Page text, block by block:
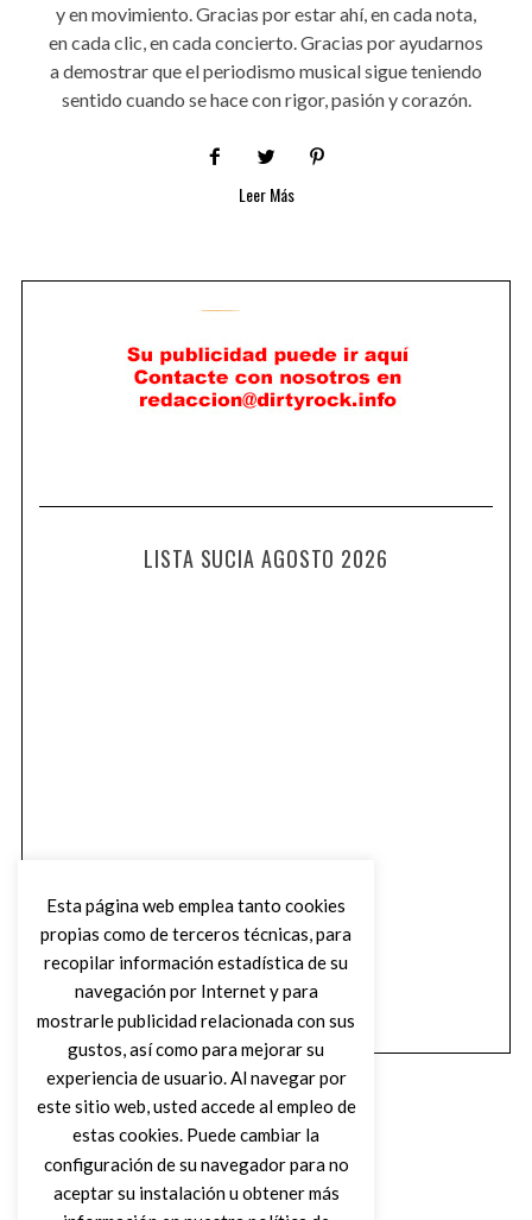
y en movimiento. Gracias por estar ahí, en cada nota,
en cada clic, en cada concierto. Gracias por ayudarnos
a demostrar que el periodismo musical sigue teniendo
sentido cuando se hace con rigor, pasión y corazón.
Leer Más
LISTA SUCIA AGOSTO 2026
Esta página web emplea tanto cookies
propias como de terceros técnicas, para
recopilar información estadística de su
navegación por Internet y para
mostrarle publicidad relacionada con sus
gustos, así como para mejorar su
experiencia de usuario. Al navegar por
este sitio web, usted accede al empleo de
estas cookies. Puede cambiar la
configuración de su navegador para no
aceptar su instalación u obtener más